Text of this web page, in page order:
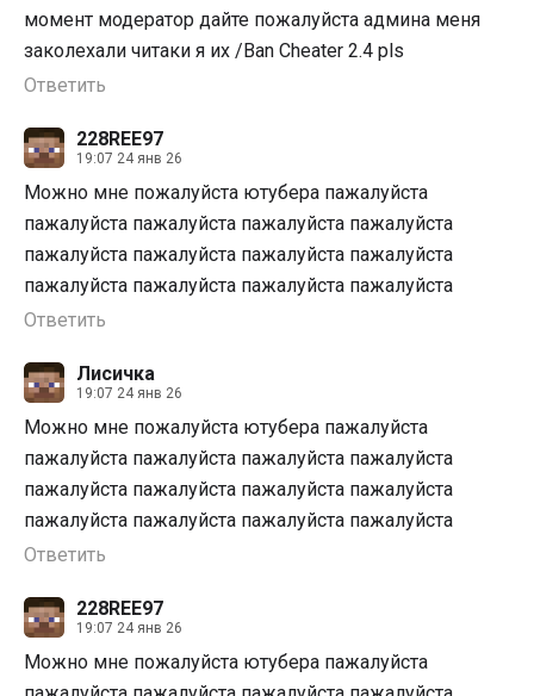
момент модератор дайте пожалуйста админа меня
заколехали читаки я их /Ban Cheater 2.4 pls
Ответить
228REE97
19:07 24 янв 26
Можно мне пожалуйста ютубера пажалуйста
пажалуйста пажалуйста пажалуйста пажалуйста
пажалуйста пажалуйста пажалуйста пажалуйста
пажалуйста пажалуйста пажалуйста пажалуйста
Ответить
Лисичка
19:07 24 янв 26
Можно мне пожалуйста ютубера пажалуйста
пажалуйста пажалуйста пажалуйста пажалуйста
пажалуйста пажалуйста пажалуйста пажалуйста
пажалуйста пажалуйста пажалуйста пажалуйста
Ответить
228REE97
19:07 24 янв 26
Можно мне пожалуйста ютубера пажалуйста